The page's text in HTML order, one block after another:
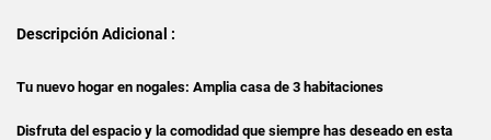
Descripción Adicional :
Tu nuevo hogar en nogales: Amplia casa de 3 habitaciones
Disfruta del espacio y la comodidad que siempre has deseado en esta